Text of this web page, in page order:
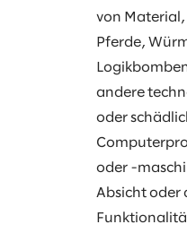
von Material,
Pferde,
andere
oder
oder -
Absicht oder